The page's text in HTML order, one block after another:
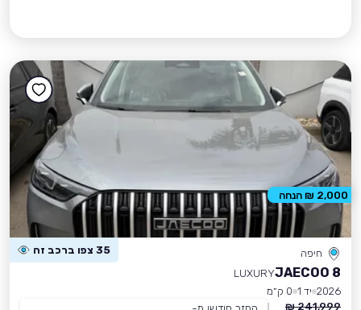
חיפה 35 צפו ברכב זה
JAECOO 8
LUXURY
2026 יד 1
0 ק״מ
241,999 ₪
2,000 ₪ הנחה